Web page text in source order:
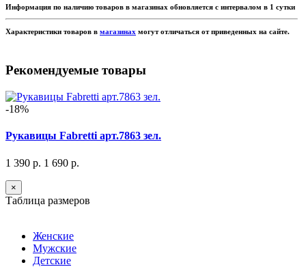
Информация по наличию товаров в магазинах обновляется с интервалом в 1 сутки
Характеристики товаров в магазинах могут отличаться от приведенных на сайте.
Рекомендуемые товары
-18%
Рукавицы Fabretti арт.7863 зел.
1 390 р. 1 690 р.
×
Таблица размеров
Женские
Мужские
Детские